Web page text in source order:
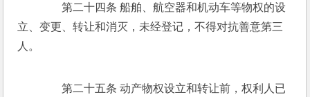
第二十四条 船舶、航空器和机动车等物权的设
立、变更、转让和消灭，未经登记，不得对抗善意第三
人。
第二十五条 动产物权设立和转让前，权利人已